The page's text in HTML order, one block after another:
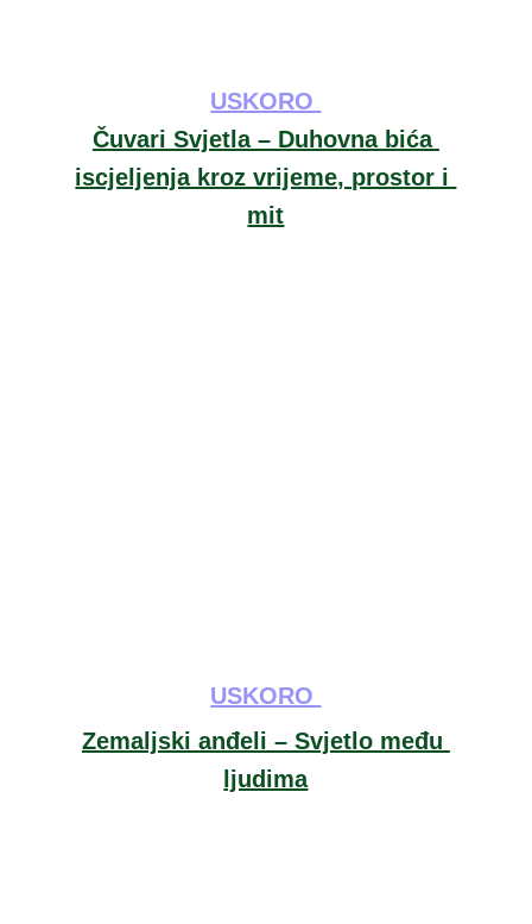
Čuvari Svjetla – Duhovna bića
iscjeljenja kroz vrijeme, prostor i
mit
Zemaljski anđeli – Svjetlo među
ljudima
USKORO
USKORO